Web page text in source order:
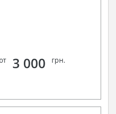
3 000 грн.